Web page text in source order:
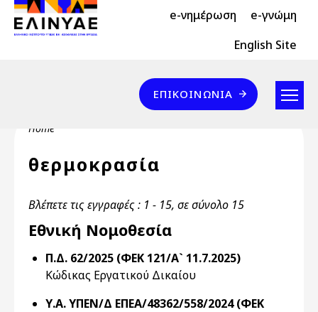
Skip to main content
Header Top 2 e-νημέρωση e-γνώμη
Header Top English Site
Επικοινωνία
ΕΠΙΚΟΙΝΩΝΊΑ
Breadcrumb
Home
θερμοκρασία
Βλέπετε τις εγγραφές : 1 - 15, σε σύνολο 15
Εθνική Νομοθεσία
Π.Δ. 62/2025 (ΦΕΚ 121/Α` 11.7.2025)
Κώδικας Εργατικού Δικαίου
Υ.Α. ΥΠΕΝ/Δ ΕΠΕΑ/48362/558/2024 (ΦΕΚ